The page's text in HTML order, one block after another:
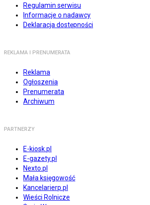
Regulamin serwisu
Informacje o nadawcy
Deklaracja dostępności
REKLAMA I PRENUMERATA
Reklama
Ogłoszenia
Prenumerata
Archiwum
PARTNERZY
E-kiosk.pl
E-gazety.pl
Nexto.pl
Mała księgowość
Kancelarierp.pl
Wieści Rolnicze